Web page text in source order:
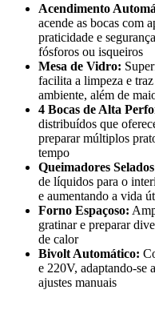
Acendimento
acende as bocas com
praticidade e
fósforos ou isqueiros
Mesa de Vidro:
facilita a limpeza e
ambiente, além de
4 Bocas de Alta
distribuídos que
preparar múltiplos
tempo
Queimadores
de líquidos para o
e aumentando a vida
Forno Espaçoso:
gratinar e preparar
de calor
Bivolt Automático:
e 220V, adaptando-se
ajustes manuais